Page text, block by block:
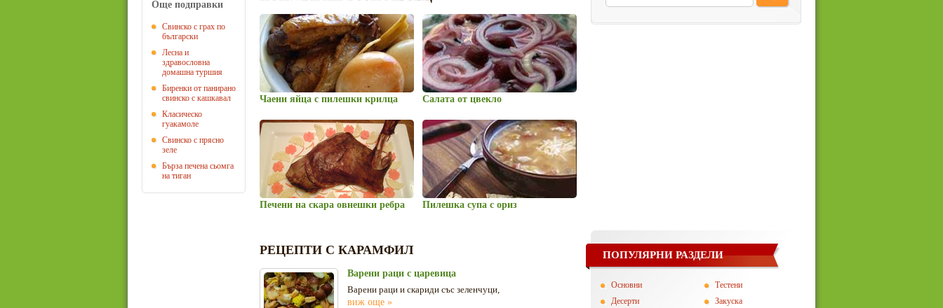
Още подправки
Свинско с грах по
български
Лесна и
здравословна
домашна туршия
Биренки от панирано
свинско с кашкавал
Класическо
гуакамоле
Свинско с прясно
зеле
Бърза печена сьомга
на тиган
Чаени яйца с пилешки крилца Салата от цвекло
Печени на скара овнешки ребра Пилешка супа с ориз
РЕЦЕПТИ С КАРАМФИЛ
Варени раци с царевица
Варени раци и скариди със зеленчуци,
виж още »
ПОПУЛЯРНИ РАЗДЕЛИ
Основни
Тестени
Десерти
Закуска